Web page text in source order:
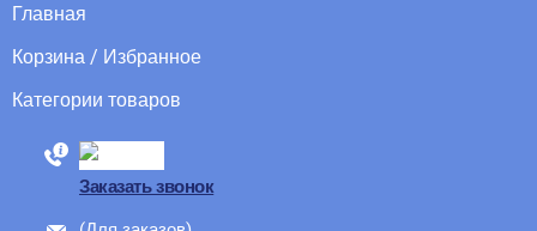
Главная
Корзина / Избранное
Категории товаров
88005555550
Заказать звонок